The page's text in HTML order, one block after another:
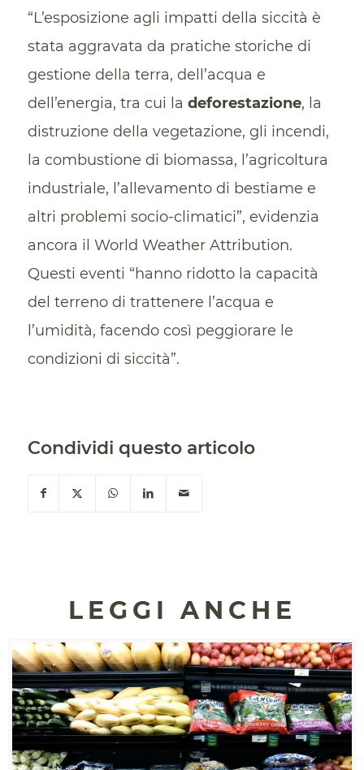
“L’esposizione agli impatti della siccità è
stata aggravata da pratiche storiche di
gestione della terra, dell’acqua e
dell’energia, tra cui la deforestazione, la
distruzione della vegetazione, gli incendi,
la combustione di biomassa, l’agricoltura
industriale, l’allevamento di bestiame e
altri problemi socio-climatici”, evidenzia
ancora il World Weather Attribution.
Questi eventi “hanno ridotto la capacità
del terreno di trattenere l’acqua e
l’umidità, facendo così peggiorare le
condizioni di siccità”.
Condividi questo articolo
LEGGI ANCHE